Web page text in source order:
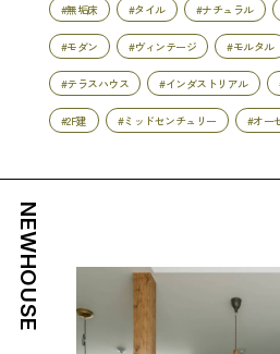
#無垢床 #タイル #ナチュラル
#モダン #ヴィンテージ #モルタル
#テラスハウス #インダストリアル
#2F建 #ミッドセンチュリー #オー
NEWHOUSE